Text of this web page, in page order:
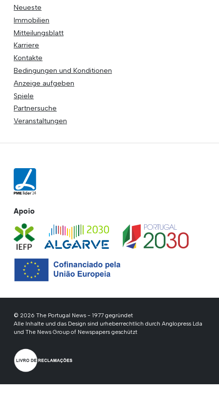
Neueste
Immobilien
Mitteilungsblatt
Karriere
Kontakte
Bedingungen und Konditionen
Anzeige aufgeben
Spiele
Partnersuche
Veranstaltungen
Apoio
© 2026 The Portugal News - 1977 gegründet
Alle Inhalte und das Design sind urheberrechtlich durch Anglopress Lda
und The News Group of Newspapers geschützt